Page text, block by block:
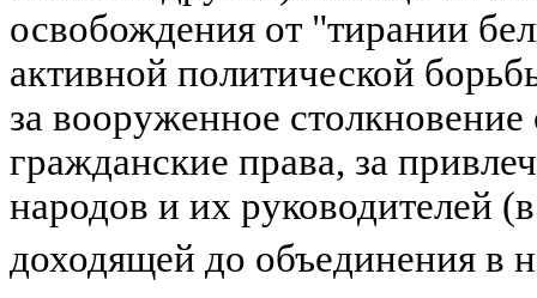
освобождения от "тирании
активной политической
за вооруженное столкновение
гражданские права, за
народов и их руководителей
доходящей до объединения в